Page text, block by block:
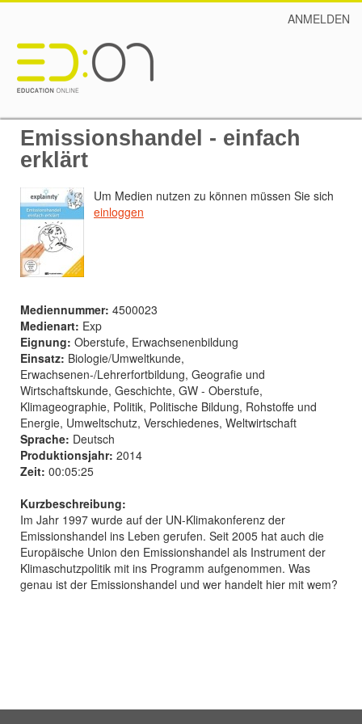
ANMELDEN
Emissionshandel - einfach
erklärt
Um Medien nutzen zu können müssen Sie sich
einloggen
Mediennummer: 4500023
Medienart: Exp
Eignung: Oberstufe, Erwachsenenbildung
Einsatz: Biologie/Umweltkunde,
Erwachsenen-/Lehrerfortbildung, Geografie und
Wirtschaftskunde, Geschichte, GW - Oberstufe,
Klimageographie, Politik, Politische Bildung, Rohstoffe und
Energie, Umweltschutz, Verschiedenes, Weltwirtschaft
Sprache: Deutsch
Produktionsjahr: 2014
Zeit: 00:05:25
Kurzbeschreibung:
Im Jahr 1997 wurde auf der UN-Klimakonferenz der
Emissionshandel ins Leben gerufen. Seit 2005 hat auch die
Europäische Union den Emissionshandel als Instrument der
Klimaschutzpolitik mit ins Programm aufgenommen. Was
genau ist der Emissionshandel und wer handelt hier mit wem?